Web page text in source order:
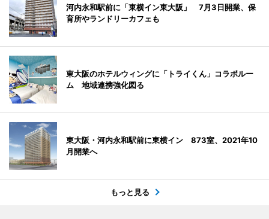
河内永和駅前に「東横イン東大阪」 7月3日開業、保
育所やランドリーカフェも
東大阪のホテルウィングに「トライくん」コラボルー
ム 地域連携強化図る
東大阪・河内永和駅前に東横イン 873室、2021年10
月開業へ
もっと見る